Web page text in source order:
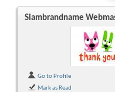
Siambrandname
Go to Profile
Mark as Read